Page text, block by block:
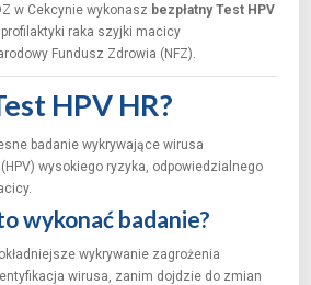
w Cekcynie wykonasz bezpłatny Test HPV
raka szyjki macicy
Fundusz Zdrowia (NFZ).
HPV HR?
badanie wykrywające wirusa
wysokiego ryzyka, odpowiedzialnego
wykonać badanie?
wykrywanie zagrożenia
wirusa, zanim dojdzie do zmian